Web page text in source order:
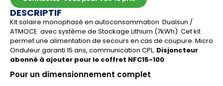
DESCRIPTIF
Kit solaire monophasé en autoconsommation Dualsun /
ATMOCE avec système de Stockage Lithium (7kWh). Cet kit
permet une alimentation de secours en cas de coupure. Micro
Onduleur garanti 15 ans, communication CPL. Disjoncteur
abonné à ajouter pour le coffret NFC15-100
Pour un dimensionnement complet